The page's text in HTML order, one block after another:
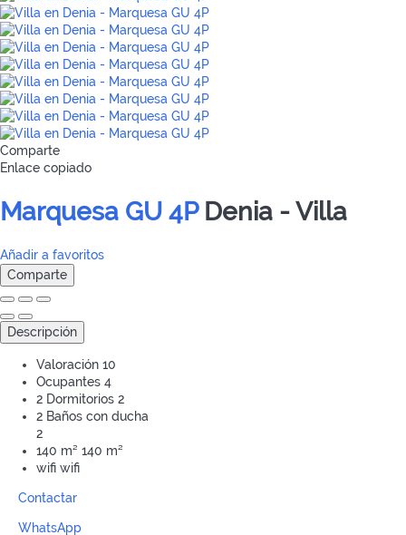
Comparte
Enlace copiado
Marquesa GU 4P Denia -Villa
Añadir a favoritos
Comparte
Descripción
Valoración 10
Ocupantes 4
2 Dormitorios 2
2 Baños con ducha
2
140 m² 140 m²
wifi wifi
Contactar
WhatsApp